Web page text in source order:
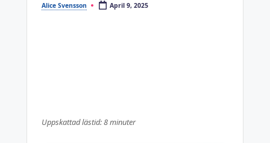
Posted
Alice Svensson April 9, 2025
Uppskattad lästid: 8 minuter